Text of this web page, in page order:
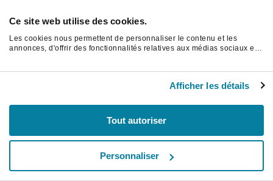
Ce site web utilise des cookies.
Les cookies nous permettent de personnaliser le contenu et les
annonces, d'offrir des fonctionnalités relatives aux médias sociaux et
informations que vous leur avez fournies ou qu'ils ont collectées lors
Afficher les détails
Tout autoriser
Personnaliser
Veuillez actualiser la page pour continuer.
Rafraîchir